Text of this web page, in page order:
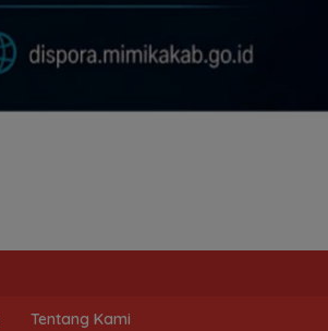
Tentang Kami